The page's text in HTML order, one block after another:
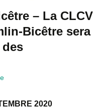
– La CLCV
Bicêtre sera
2020